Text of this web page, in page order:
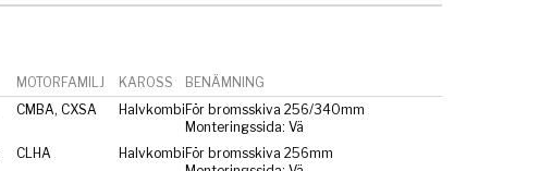
MOTORFAMILJ KAROSS
BENÄMNING
CMBA, CXSA Halvkombi För bromsskiva 256/340mm
Monteringssida: Vä
CLHA Halvkombi För bromsskiva 256mm